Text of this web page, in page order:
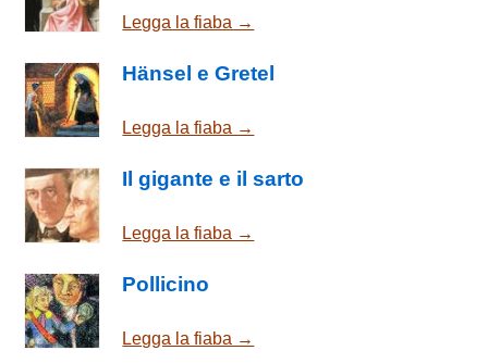
Legga la fiaba →
Hänsel e Gretel
Legga la fiaba →
Il gigante e il sarto
Legga la fiaba →
Pollicino
Legga la fiaba →